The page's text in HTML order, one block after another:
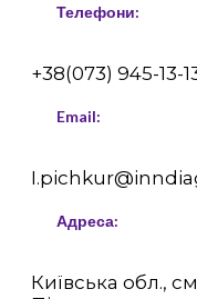
Телефони:
+38(073) 945-13-
Email:
Адреса:
Київська обл.,